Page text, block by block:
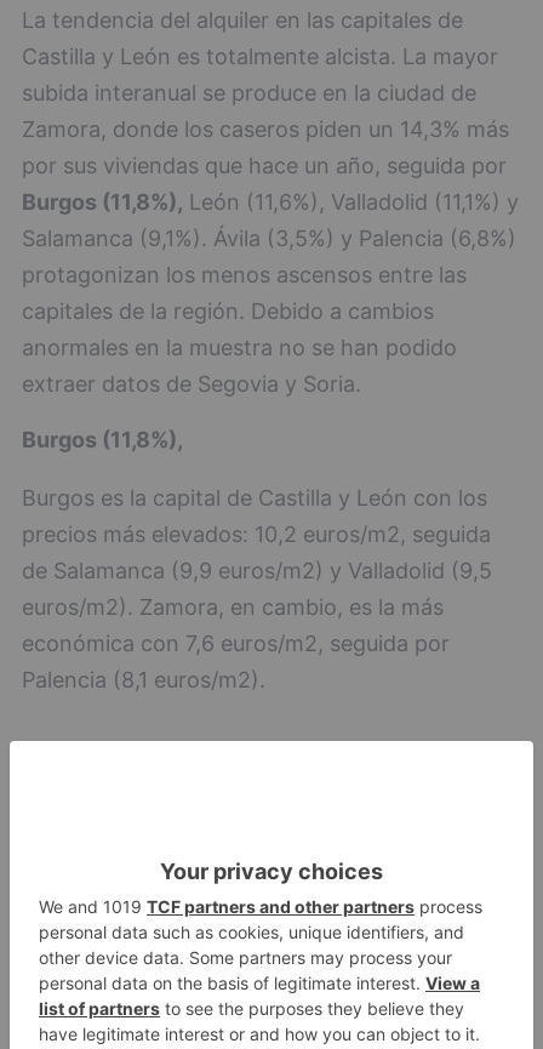
La tendencia del alquiler en las capitales de
Castilla y León es totalmente alcista. La mayor
subida interanual se produce en la ciudad de
Zamora, donde los caseros piden un 14,3% más
por sus viviendas que hace un año, seguida por
Burgos (11,8%), León (11,6%), Valladolid (11,1%) y
Salamanca (9,1%). Ávila (3,5%) y Palencia (6,8%)
protagonizan los menos ascensos entre las
capitales de la región. Debido a cambios
anormales en la muestra no se han podido
extraer datos de Segovia y Soria.
Burgos (11,8%),
Burgos es la capital de Castilla y León con los
precios más elevados: 10,2 euros/m2, seguida
de Salamanca (9,9 euros/m2) y Valladolid (9,5
euros/m2). Zamora, en cambio, es la más
económica con 7,6 euros/m2, seguida por
Palencia (8,1 euros/m2).
LO + VISTO
1
Fallece un ciclista en Burgos tras
avisar otro conductor que se
había caído de la bicicleta